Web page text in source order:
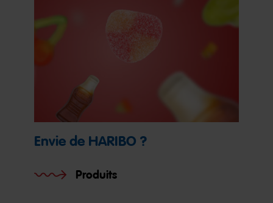
Envie de HARIBO ?
Produits